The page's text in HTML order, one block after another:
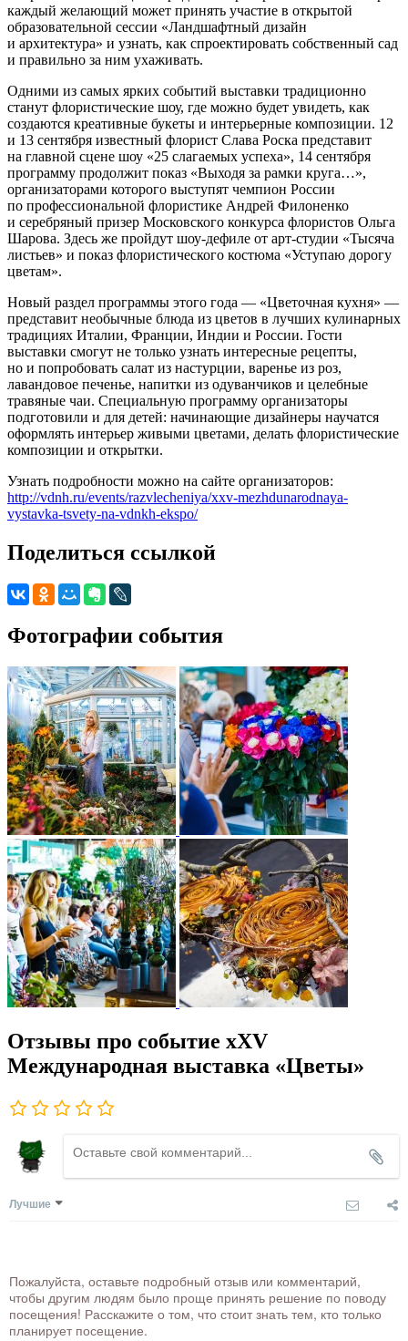
каждый желающий может принять участие в открытой
образовательной сессии «Ландшафтный дизайн
и архитектура» и узнать, как спроектировать собственный сад
и правильно за ним ухаживать.
Одними из самых ярких событий выставки традиционно
станут флористические шоу, где можно будет увидеть, как
создаются креативные букеты и интерьерные композиции. 12
и 13 сентября известный флорист Слава Роска представит
на главной сцене шоу «25 слагаемых успеха», 14 сентября
программу продолжит показ «Выходя за рамки круга…»,
организаторами которого выступят чемпион России
по профессиональной флористике Андрей Филоненко
и серебряный призер Московского конкурса флористов Ольга
Шарова. Здесь же пройдут шоу-дефиле от арт-студии «Тысяча
листьев» и показ флористического костюма «Уступаю дорогу
цветам».
Новый раздел программы этого года — «Цветочная кухня» —
представит необычные блюда из цветов в лучших кулинарных
традициях Италии, Франции, Индии и России. Гости
выставки смогут не только узнать интересные рецепты,
но и попробовать салат из настурции, варенье из роз,
лавандовое печенье, напитки из одуванчиков и целебные
травяные чаи. Специальную программу организаторы
подготовили и для детей: начинающие дизайнеры научатся
оформлять интерьер живыми цветами, делать флористические
композиции и открытки.
Узнать подробности можно на сайте организаторов:
http://vdnh.ru/events/razvlecheniya/xxv-mezhdunarodnaya-
vystavka-tsvety-na-vdnkh-ekspo/
Поделиться ссылкой
Фотографии события
Отзывы про событие xXV
Международная выставка «Цветы»
Лучшие
Пожалуйста, оставьте подробный отзыв или комментарий,
чтобы другим людям было проще принять решение по поводу
посещения! Расскажите о том, что стоит знать тем, кто только
планирует посещение.